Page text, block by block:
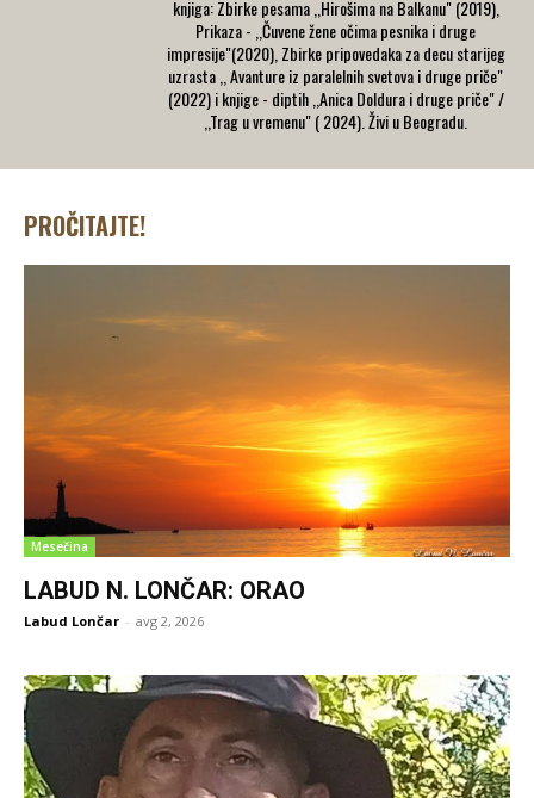
knjiga: Zbirke pesama ,,Hirošima na Balkanu" (2019),
Prikaza - ,,Čuvene žene očima pesnika i druge
impresije"(2020), Zbirke pripovedaka za decu starijeg
uzrasta ,, Avanture iz paralelnih svetova i druge priče"
(2022) i knjige - diptih ,,Anica Doldura i druge priče" /
,,Trag u vremenu" ( 2024). Živi u Beogradu.
PROČITAJTE!
Mesečina
LABUD N. LONČAR: ORAO
Labud Lončar - avg 2, 2026